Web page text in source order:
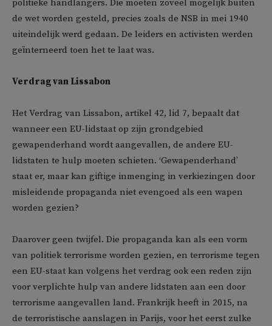
politieke handlangers. Die moeten zoveel mogelijk buiten
de wet worden gesteld, precies zoals de NSB in mei 1940
uiteindelijk werd gedaan. De leiders en activisten werden
geïnterneerd toen het te laat was.
Verdrag van Lissabon
Het Verdrag van Lissabon, artikel 42, lid 7, bepaalt dat
wanneer een EU-lidstaat op zijn grondgebied
gewapenderhand wordt aangevallen, de andere EU-
lidstaten te hulp moeten schieten. ‘Gewapenderhand’
staat er, maar kan giftige inmenging in verkiezingen door
misleidende propaganda niet evengoed als een wapen
worden gezien?
Daarover geen twijfel. Die propaganda kan als een vorm
van politiek terrorisme worden gezien, en terrorisme tegen
een EU-staat kan volgens het verdrag ook een reden zijn
voor verplichte hulp van andere lidstaten aan een door
terrorisme aangevallen land. Frankrijk heeft in 2015, na
de terroristische aanslagen in Parijs, voor het eerst zulke